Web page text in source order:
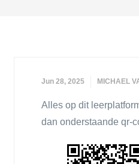
Jun 28, 2025 MICHAEL
Alles op dit
dan onderstaande qr-